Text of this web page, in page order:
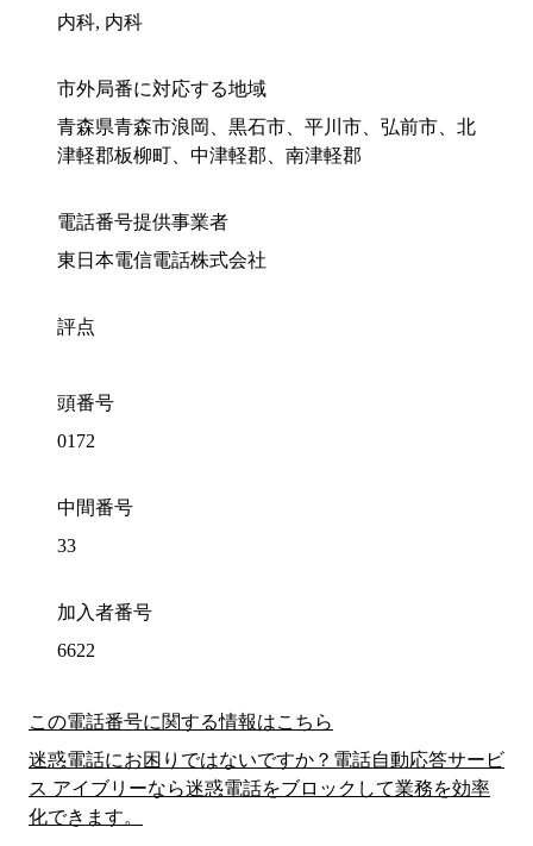
内科, 内科
市外局番に対応する地域
青森県青森市浪岡、黒石市、平川市、弘前市、北
津軽郡板柳町、中津軽郡、南津軽郡
電話番号提供事業者
東日本電信電話株式会社
評点
頭番号
0172
中間番号
33
加入者番号
6622
この電話番号に関する情報はこちら
迷惑電話にお困りではないですか？電話自動応答サービ
ス アイブリーなら迷惑電話をブロックして業務を効率
化できます。